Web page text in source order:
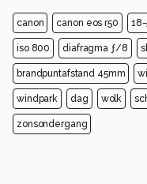
canon canon eos r50
iso 800 diafragma ƒ/8
brandpuntafstand 45mm
windpark dag wolk
zonsondergang